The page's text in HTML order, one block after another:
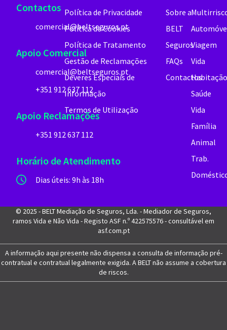
Viagem
Vida
Saúde
Vida
Família
Animal
Trab.
Sobre a
BELT
Seguros
FAQs
Contactos
Política de Privacidade
Política de Cookies
Política de Tratamento
Gestão de Reclamações
Deveres Especiais de
Informação
Termos de Utilização
Contactos
comercial@beltseguros.pt
Apoio Comercial
comercial@beltseguros.pt
+351 912 637 112
Apoio Reclamações
+351 912 637 112
Horário de Atendimento
Dias úteis: 9h às 18h
© 2025 - BELT Mediação de Seguros, Lda. - Mediador de Seguros,
ramos Vida e Não Vida - Registo ASF n.º 422575576 - consultável em
asf.com.pt
A informação aqui presente não dispensa a consulta de informação pré-
contratual e contratual legalmente exigida. A BELT não assume a cobertura
de riscos.